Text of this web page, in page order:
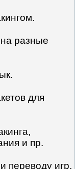
на разные
для
и пр.
переводу игр.